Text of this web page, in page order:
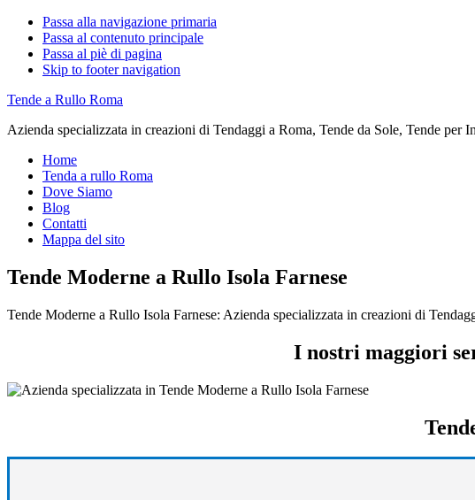
Passa alla navigazione primaria
Passa al contenuto principale
Passa al piè di pagina
Skip to footer navigation
Tende a Rullo Roma
Azienda specializzata in creazioni di Tendaggi a Roma, Tende da Sole, Tende per
Home
Tenda a rullo Roma
Dove Siamo
Blog
Contatti
Mappa del sito
Tende Moderne a Rullo Isola Farnese
Tende Moderne a Rullo Isola Farnese: Azienda specializzata in creazioni di
I nostri maggiori